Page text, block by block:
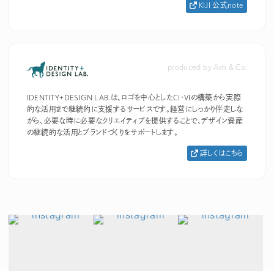
KIJI 公式note
produced by Ash & Co.
IDENTITY+DESIGN LAB.は、ロゴを中心としたCI・VIの構築から実際
的な活用まで継続的に支援するサービスです。経営にしっかり伴走しな
がら、必要な時に必要なクリエイティブを提供することで、デザイン資産
の継続的な活用とブランドづくりをサポートします。
詳しくはこちら